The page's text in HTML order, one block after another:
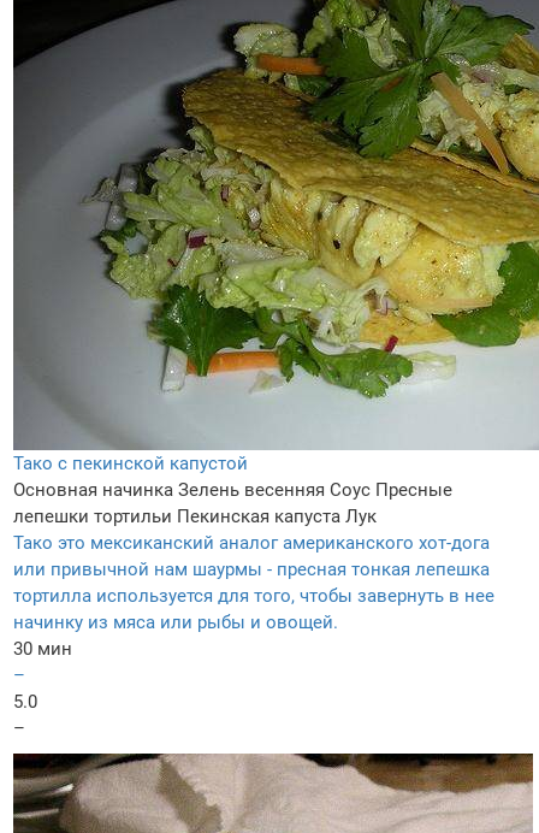
Тако с пекинской капустой
Основная начинка Зелень весенняя Соус Пресные
лепешки тортильи Пекинская капуста Лук
Тако это мексиканский аналог американского хот-дога
или привычной нам шаурмы - пресная тонкая лепешка
тортилла используется для того, чтобы завернуть в нее
начинку из мяса или рыбы и овощей.
30 мин
–
5.0
–